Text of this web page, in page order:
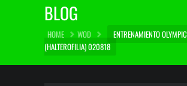
BLOG
HOME WOD
ENTRENAMIENTO
(HALTEROFILIA) 020818